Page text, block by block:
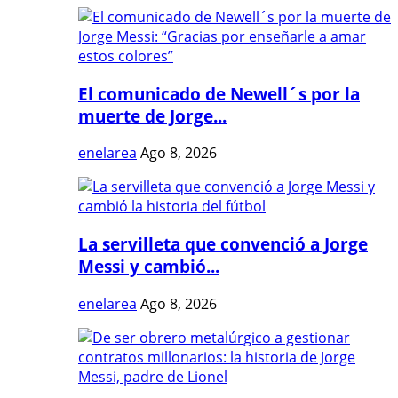
El comunicado de Newell´s por la
muerte de Jorge...
enelarea Ago 8, 2026
La servilleta que convenció a Jorge
Messi y cambió...
enelarea Ago 8, 2026